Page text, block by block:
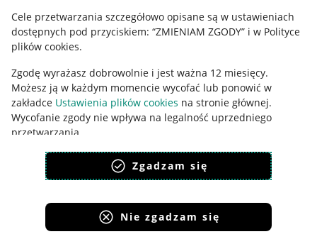
Cele przetwarzania szczegółowo opisane są w ustawieniach
dostępnych pod przyciskiem: “ZMIENIAM ZGODY” i w Polityce
plików cookies.
Zgodę wyrażasz dobrowolnie i jest ważna 12 miesięcy.
Możesz ją w każdym momencie wycofać lub ponowić w
zakładce Ustawienia plików cookies na stronie głównej.
Wycofanie zgody nie wpływa na legalność uprzedniego
przetwarzania.
polityka plików cookies
polityka ochrony prywatności
Zgadzam się
Nie zgadzam się
Informacje dla Aktu o Usługach Cyfrowych
Pobierz aplikację
Korzystanie z serwisu oznacza akceptacjęregulaminu